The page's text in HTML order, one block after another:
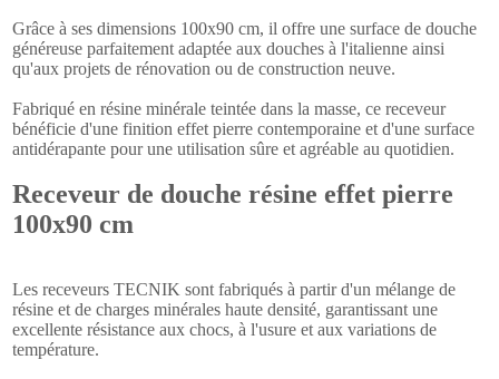
Grâce à ses dimensions 100x90 cm, il offre une surface de douche
généreuse parfaitement adaptée aux douches à l'italienne ainsi
qu'aux projets de rénovation ou de construction neuve.
Fabriqué en résine minérale teintée dans la masse, ce receveur
bénéficie d'une finition effet pierre contemporaine et d'une surface
antidérapante pour une utilisation sûre et agréable au quotidien.
Receveur de douche résine effet pierre
100x90 cm
Les receveurs TECNIK sont fabriqués à partir d'un mélange de
résine et de charges minérales haute densité, garantissant une
excellente résistance aux chocs, à l'usure et aux variations de
température.